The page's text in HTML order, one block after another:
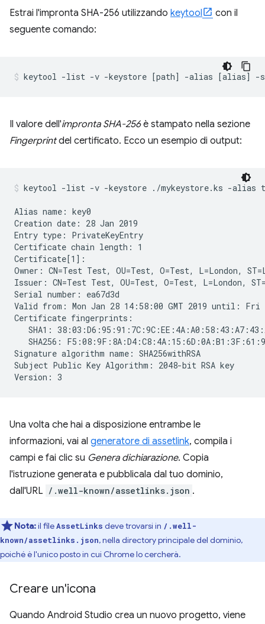
Estrai l'impronta SHA-256 utilizzando keytool
con il
seguente comando:
Il valore dell'impronta SHA-256è stampato nella sezione
Fingerprintdel certificato. Ecco un esempio di output:
keytool -list -v -keystore ./mykeystore.ks -alias
Alias name: key0
Creation date: 28 Jan 2019
Entry type: PrivateKeyEntry
Certificate chain length: 1
Certificate[1]:
Owner: CN=Test Test, OU=Test, O=Test, L=London,
Issuer: CN=Test Test, OU=Test, O=Test, L=London,
Serial number: ea67d3d
Valid from: Mon Jan 28 14:58:00 GMT 2019 until: Fri
Certificate fingerprints:
SHA1:
SHA256:
Signature algorithm name: SHA256withRSA
Subject Public Key Algorithm: 2048-bit RSA key
Una volta che hai a disposizione entrambe le
informazioni, vai al generatore di assetlink, compila i
campi e fai clic su Genera dichiarazione. Copia
l'istruzione generata e pubblicala dal tuo dominio,
dall'URL /.well-known/assetlinks.json .
Nota:il fileAssetLinks deve trovarsi in /.well-
known/assetlinks.json, nella directory principale del dominio,
poiché è l'unico posto in cui Chrome lo cercherà.
Creare un'icona
Quando Android Studio crea un nuovo progetto, viene